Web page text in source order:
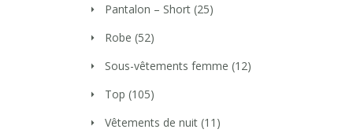
Pantalon – Short (25)
Robe (52)
Sous-vêtements femme (12)
Top (105)
Vêtements de nuit (11)